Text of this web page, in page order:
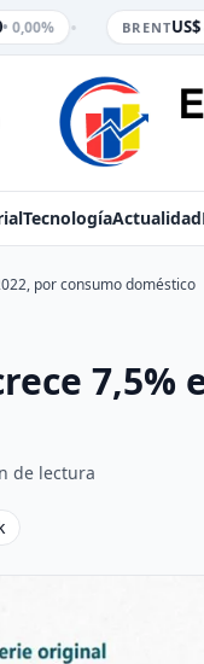
0,00% BRENTUS$
TecnologíaActualidad
por consumo doméstico
7,5%
de lectura